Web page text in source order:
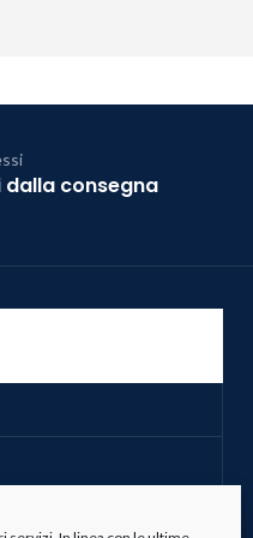
dalla consegna